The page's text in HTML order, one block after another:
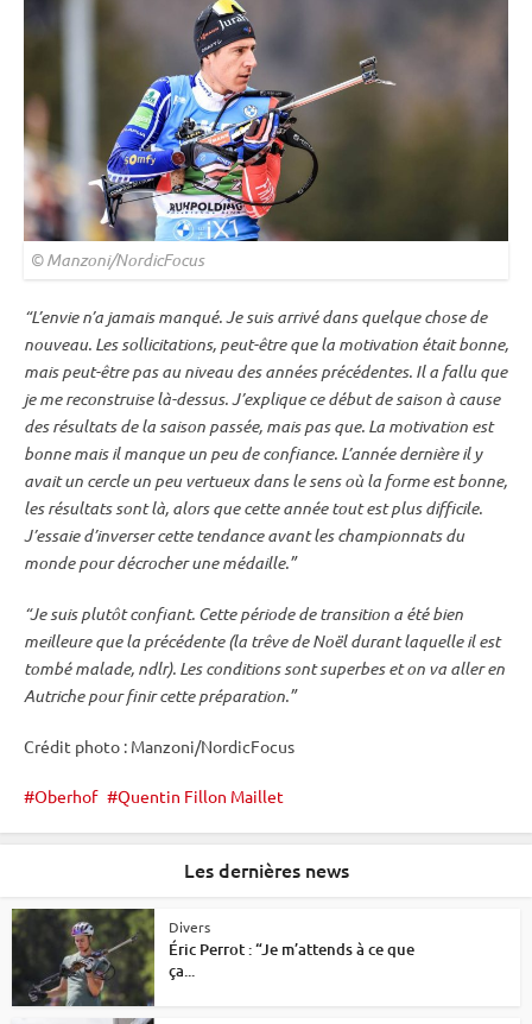
© Manzoni/NordicFocus
“L’envie n’a jamais manqué. Je suis arrivé dans quelque chose de
nouveau. Les sollicitations, peut-être que la motivation était bonne,
mais peut-être pas au niveau des années précédentes. Il a fallu que
je me reconstruise là-dessus. J’explique ce début de saison à cause
des résultats de la saison passée, mais pas que. La motivation est
bonne mais il manque un peu de confiance. L’année dernière il y
avait un cercle un peu vertueux dans le sens où la forme est bonne,
les résultats sont là, alors que cette année tout est plus difficile.
J’essaie d’inverser cette tendance avant leschampionnats du
mondepour décrocher une médaille.”
“Je suis plutôt confiant. Cette période de transition a été bien
meilleure que la précédente (la trêve de Noël durant laquelle il est
tombé malade, ndlr). Les conditions sont superbes et on va aller en
Autriche pour finir cette préparation.”
Crédit photo : Manzoni/NordicFocus
Oberhof Quentin Fillon Maillet
Les dernières news
Divers
Éric Perrot : “Je m’attends à ce que
ça...